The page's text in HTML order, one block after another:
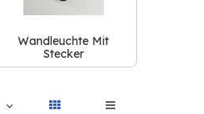
Wandleuchte Mit
Stecker